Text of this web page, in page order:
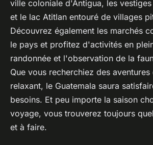
ville coloniale d'Antigua, les
et le lac Atitlan entouré de villages
Découvrez également les marchés
le pays et profitez d'activités en
randonnée et l'observation de la
Que vous recherchiez des
relaxant, le Guatemala saura
besoins. Et peu importe la saison
voyage, vous trouverez toujours
et à faire.